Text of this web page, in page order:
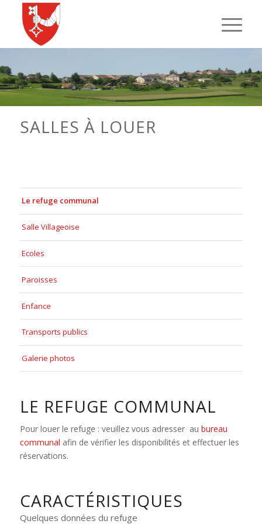
SALLES À LOUER
Le refuge communal
Salle Villageoise
Ecoles
Paroisses
Enfance
Transports publics
Galerie photos
LE REFUGE COMMUNAL
Pour louer le refuge : veuillez vous adresser au bureau
communal afin de vérifier les disponibilités et effectuer les
réservations.
CARACTÉRISTIQUES
Quelques données du refuge